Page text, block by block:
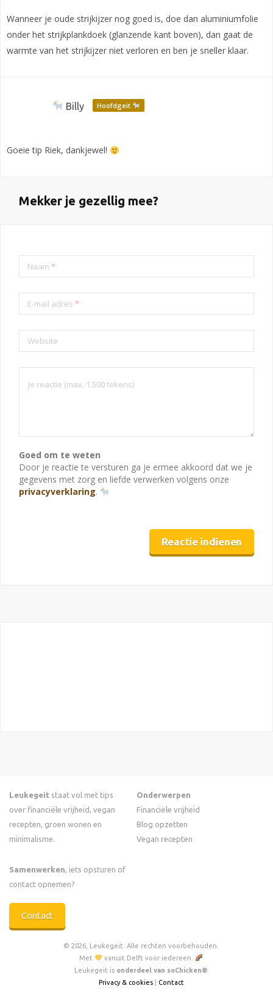
Wanneer je oude strijkijzer nog goed is, doe dan aluminiumfolie
onder het strijkplankdoek (glanzende kant boven), dan gaat de
warmte van het strijkijzer niet verloren en ben je sneller klaar.
Billy Hoofdgeit
Goeie tip Riek, dankjewel!
Mekker je gezellig mee?
Naam *
E-mail adres *
Website
Goed om te weten
Door je reactie te versturen ga je ermee akkoord dat we je
gegevens met zorg en liefde verwerken volgens onze
privacyverklaring.
Leukegeit staat vol met tips
over financiële vrijheid, vegan
recepten, groen wonen en
minimalisme.
Samenwerken, iets opsturen of
contact opnemen?
Contact
Onderwerpen
Financiële vrijheid
Blog opzetten
Vegan recepten
© 2026, Leukegeit. Alle rechten voorbehouden.
Met
vanuit Delft voor iedereen.
Leukegeit is onderdeel van soChicken®
Privacy & cookies| Contact